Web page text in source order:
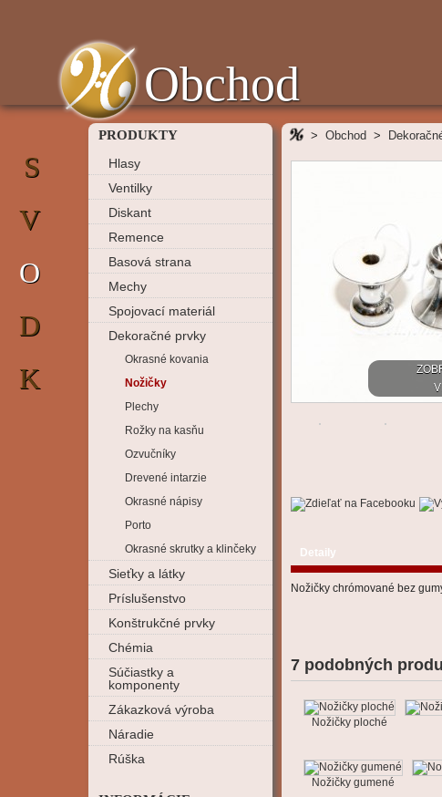
Obchod
PRODUKTY
Hlasy
Ventilky
Diskant
Remence
Basová strana
Mechy
Spojovací materiál
Dekoračné prvky
Okrasné kovania
Nožičky
Plechy
Rožky na kasňu
Ozvučníky
Drevené intarzie
Okrasné nápisy
Porto
Okrasné skrutky a klinčeky
Sieťky a látky
Príslušenstvo
Konštrukčné prvky
Chémia
Súčiastky a
komponenty
Zákazková výroba
Náradie
Rúška
S
V
O
D
K
> Obchod >
Detaily
Nožičky chrómované bez
7 podobných
Nožičky ploché
Nožičky gumené